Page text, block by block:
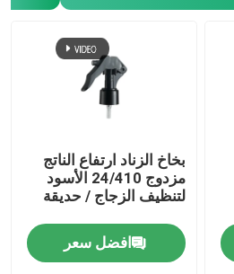
الأكريلية
البلاستيكية
بخاخ الزناد ارتفاع الناتج
مزدوج 24/410 الأسود
لتنظيف الزجاج / حديقة
افضل سعر